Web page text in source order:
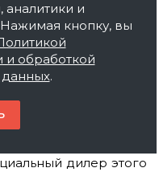
угазобетонных
любого другого
коэффициент
Именно поэтому
бетона
блоки
дилер этого
аналитики и
кнопку, вы
и обработкой
.